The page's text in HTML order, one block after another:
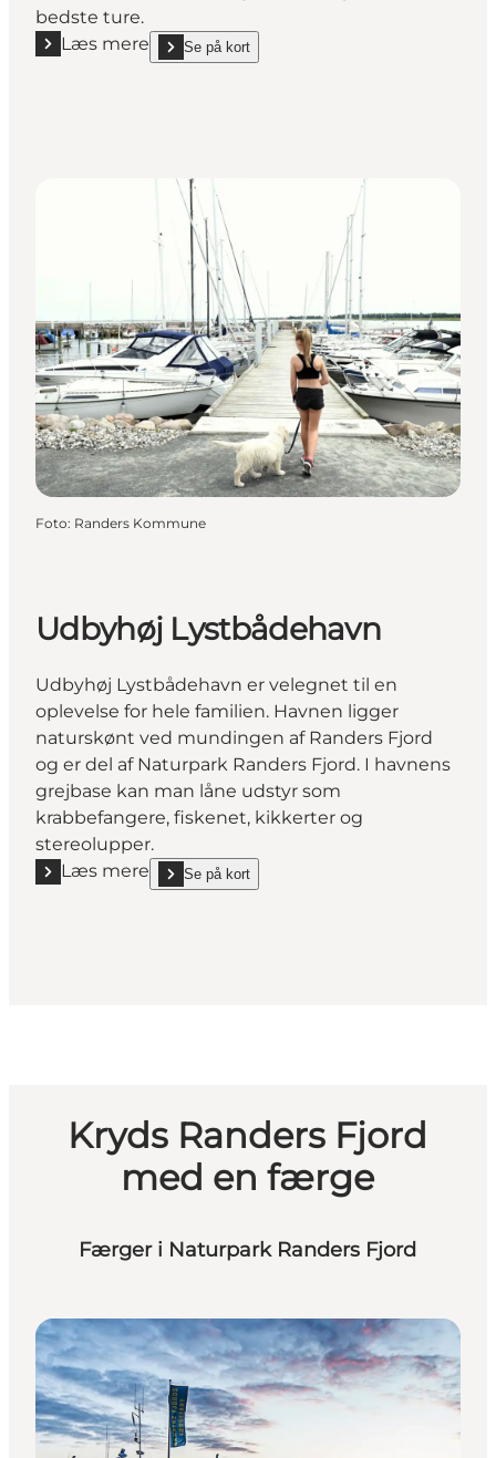
bedste ture.
Læs mere
Læs mere "Kano- og bådudlejning hos Kyst- og
Se på kort
show Kano- og bådudlejning hos Kyst- og
Foto: Randers Kommune
Udbyhøj Lystbådehavn
Udbyhøj Lystbådehavn er velegnet til en
oplevelse for hele familien. Havnen ligger
naturskønt ved mundingen af Randers Fjord
og er del af Naturpark Randers Fjord. I havnens
grejbase kan man låne udstyr som
krabbefangere, fiskenet, kikkerter og
stereolupper.
Læs mere
Læs mere "Udbyhøj Lystbådehavn"
Se på kort
show Udbyhøj Lystbådehavn on_map
Kryds Randers Fjord
med en færge
Færger i Naturpark Randers Fjord